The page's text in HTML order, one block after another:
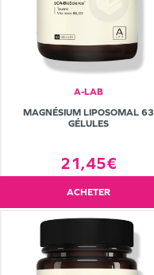
A-LAB
MAGNÉSIUM LIPOSOMAL 63
GÉLULES
21,45€
ACHETER